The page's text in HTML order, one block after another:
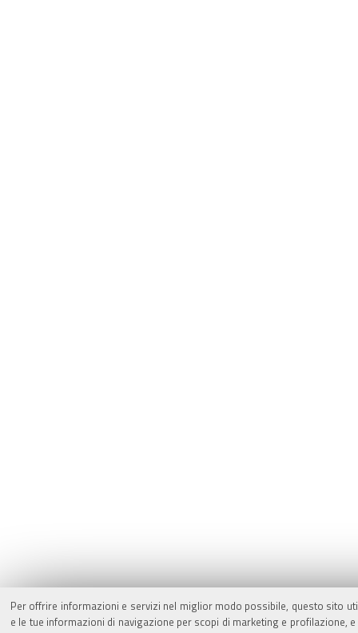
Per offrire informazioni e servizi nel miglior modo possibile, questo sito
e le tue informazioni di navigazione per scopi di marketing e